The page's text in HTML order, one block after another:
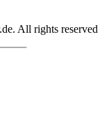
All rights reserved